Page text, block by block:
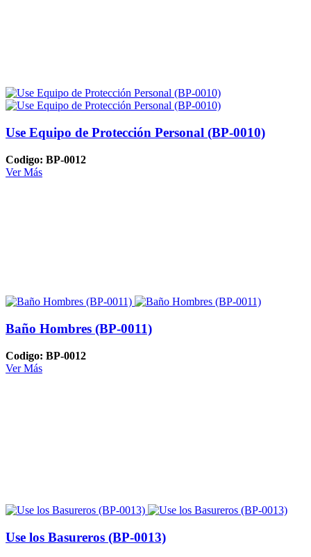
Use Equipo de Protección Personal (BP-0010)
Codigo: BP-0012
Ver Más
Baño Hombres (BP-0011)
Codigo: BP-0012
Ver Más
Use los Basureros (BP-0013)